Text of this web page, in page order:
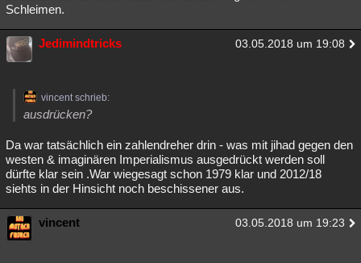
Schleimen.
Jedimindtricks 03.05.2018 um 19:08
vincent schrieb:
ausdrücken?
Da war tatsächlich ein zahlendreher drin - was mit jihad gegen den
westen & imaginären Imperialismus ausgedrückt werden soll
dürfte klar sein .War wiegesagt schon 1979 klar und 2012/18
siehts in der Hinsicht noch beschissener aus.
vincent 03.05.2018 um 19:23